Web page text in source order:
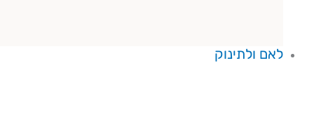
לאם ולתינוק